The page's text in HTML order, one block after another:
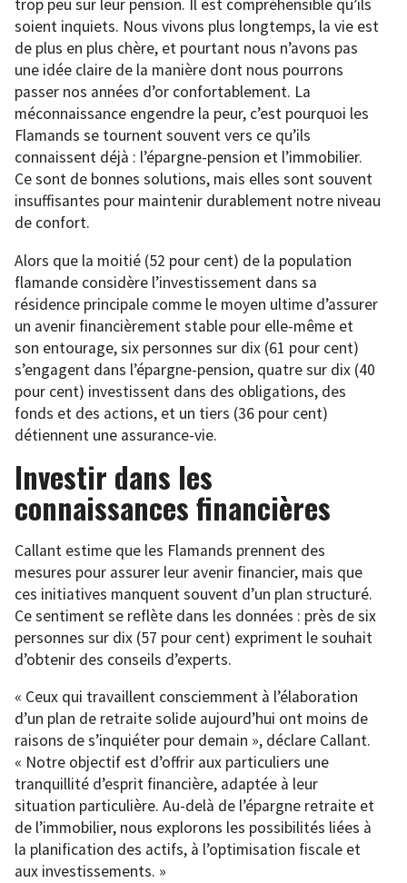
trop peu sur leur pension. Il est compréhensible qu’ils
soient inquiets. Nous vivons plus longtemps, la vie est
de plus en plus chère, et pourtant nous n’avons pas
une idée claire de la manière dont nous pourrons
passer nos années d’or confortablement. La
méconnaissance engendre la peur, c’est pourquoi les
Flamands se tournent souvent vers ce qu’ils
connaissent déjà : l’épargne-pension et l’immobilier.
Ce sont de bonnes solutions, mais elles sont souvent
insuffisantes pour maintenir durablement notre niveau
de confort.
Alors que la moitié (52 pour cent) de la population
flamande considère l’investissement dans sa
résidence principale comme le moyen ultime d’assurer
un avenir financièrement stable pour elle-même et
son entourage, six personnes sur dix (61 pour cent)
s’engagent dans l’épargne-pension, quatre sur dix (40
pour cent) investissent dans des obligations, des
fonds et des actions, et un tiers (36 pour cent)
détiennent une assurance-vie.
Investir dans les
connaissances financières
Callant estime que les Flamands prennent des
mesures pour assurer leur avenir financier, mais que
ces initiatives manquent souvent d’un plan structuré.
Ce sentiment se reflète dans les données : près de six
personnes sur dix (57 pour cent) expriment le souhait
d’obtenir des conseils d’experts.
« Ceux qui travaillent consciemment à l’élaboration
d’un plan de retraite solide aujourd’hui ont moins de
raisons de s’inquiéter pour demain », déclare Callant.
« Notre objectif est d’offrir aux particuliers une
tranquillité d’esprit financière, adaptée à leur
situation particulière. Au-delà de l’épargne retraite et
de l’immobilier, nous explorons les possibilités liées à
la planification des actifs, à l’optimisation fiscale et
aux investissements. »